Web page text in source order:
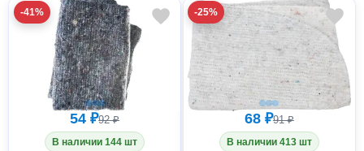
-41%
54 ₽92 ₽
В наличии 144 шт
-25%
68 ₽91 ₽
В наличии 413 шт